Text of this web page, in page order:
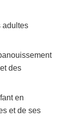
adultes
des
en
et de ses